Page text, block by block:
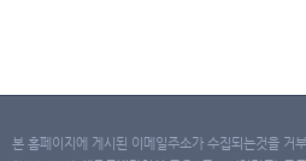
본 홈페이지에 게시된 이메일주소가 수집되는것을 거